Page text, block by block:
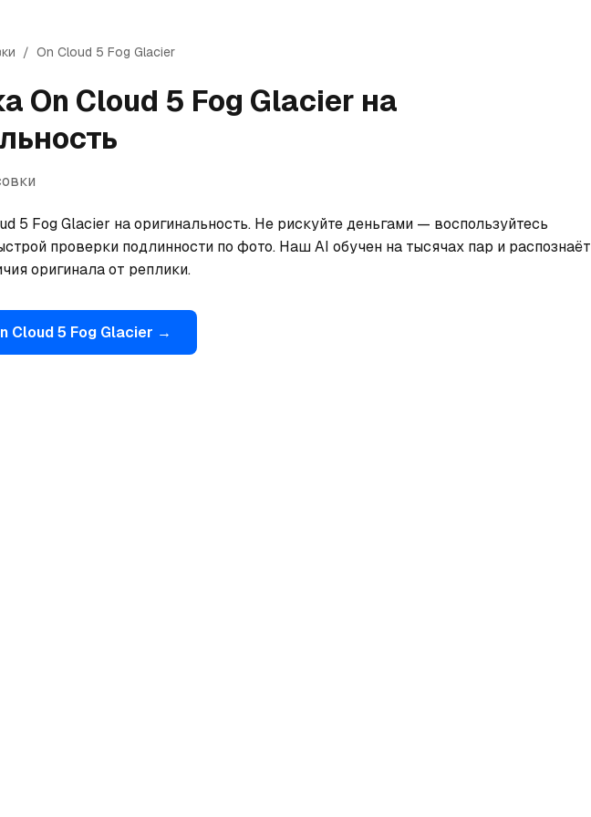
/ On Cloud 5 Fog Glacier
On Cloud 5 Fog Glacier на
5 Fog Glacier на оригинальность. Не рискуйте деньгами — воспользуйтесь
проверки подлинности по фото. Наш AI обучен на тысячах пар и распознаёт
оригинала от реплики.
Cloud 5 Fog Glacier →